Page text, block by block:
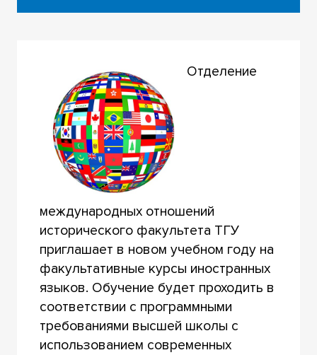
Отделение
международных отношений
исторического факультета ТГУ
приглашает в новом учебном году на
факультативные курсы иностранных
языков. Обучение будет проходить в
соответствии с программными
требованиями высшей школы с
использованием современных